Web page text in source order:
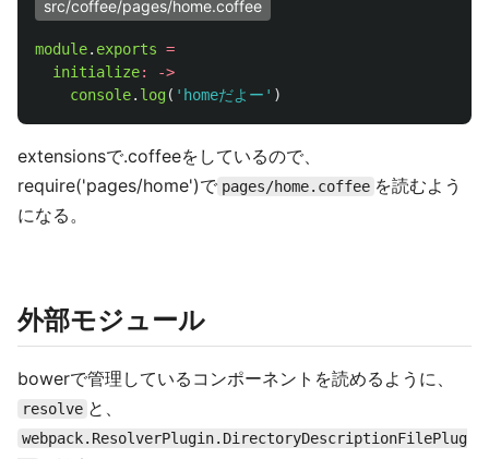
src/coffee/pages/home.coffee
module. exports =
initialize:
->
console. log( 'homeだよー' )
extensionsで.coffeeをしているので、
require('pages/home')で pages/home.coffee を読むよう
になる。
外部モジュール
bowerで管理しているコンポーネントを読めるように、
resolve と、
webpack.ResolverPlugin.DirectoryDescriptionFilePlug